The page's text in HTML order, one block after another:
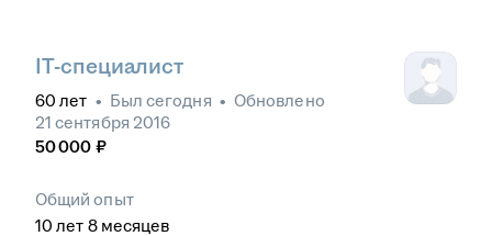
IT-специалист
60 лет • Был сегодня • Обновлено
21 сентября 2016
50 000 ₽
Общий опыт
10 лет 8 месяцев